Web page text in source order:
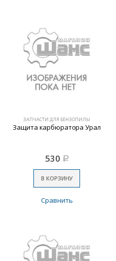
ЗАПЧАСТИ ДЛЯ БЕНЗОПИЛЫ
Защита карбюратора Урал
530 Р
В КОРЗИНУ
Сравнить